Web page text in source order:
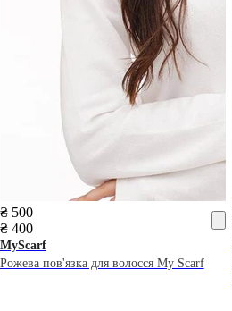
₴ 500
₴ 400
MyScarf
Рожева пов'язка для волосся My Scarf